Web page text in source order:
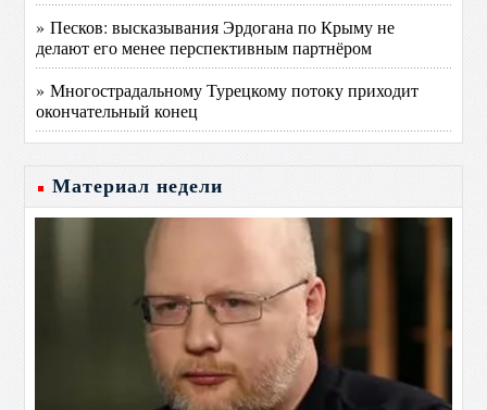
» Песков: высказывания Эрдогана по Крыму не
делают его менее перспективным партнёром
» Многострадальному Турецкому потоку приходит
окончательный конец
Материал недели